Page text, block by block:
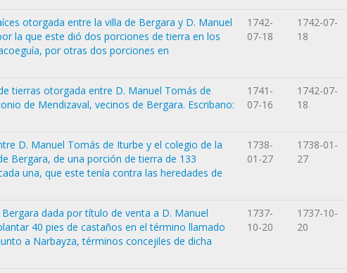
otorgada entre la villa de Bergara y D. Manuel
la que este dió dos porciones de tierra en los
por otras dos porciones en
1742-
07-18
1742-07-
18
tierras otorgada entre D. Manuel Tomás de
de Mendizaval, vecinos de Bergara. Escribano:
1741-
07-16
1742-07-
18
D. Manuel Tomás de Iturbe y el colegio de la
Bergara, de una porción de tierra de 133
una, que este tenía contra las heredades de
1738-
01-27
1738-01-
27
dada por título de venta a D. Manuel
40 pies de castaños en el término llamado
a Narbayza, términos concejiles de dicha
1737-
10-20
1737-10-
20